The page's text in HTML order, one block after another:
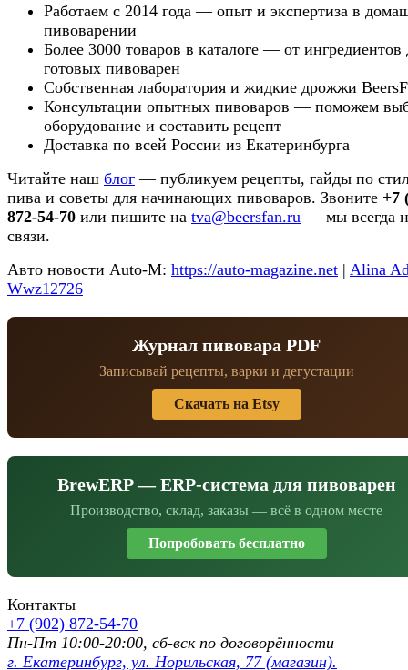
Работаем с 2014 года — опыт и экспертиза в
пивоварении
Более 3000 товаров в каталоге — от ингредиентов
готовых пивоварен
Собственная лаборатория и жидкие дрожжи
Консультации опытных пивоваров — поможем
оборудование и составить рецепт
Доставка по всей России из Екатеринбурга
Читайте наш блог — публикуем рецепты, гайды по
пива и советы для начинающих пивоваров. Звоните +7
872-54-70 или пишите на tva@beersfan.ru — мы всегда
связи.
Авто новости Auto-M: https://auto-magazine.net | Alina
Wwz12726
Журнал пивовара PDF
Записывай рецепты, варки и дегустации
Скачать на Etsy
BrewERP — ERP-система для пивоварен
Производство, склад, заказы — всё в одном месте
Попробовать бесплатно
Контакты
+7 (902) 872-54-70
Пн-Пт 10:00-20:00, сб-вск по договорённости
г. Екатеринбург, ул. Норильская, 77 (магазин).